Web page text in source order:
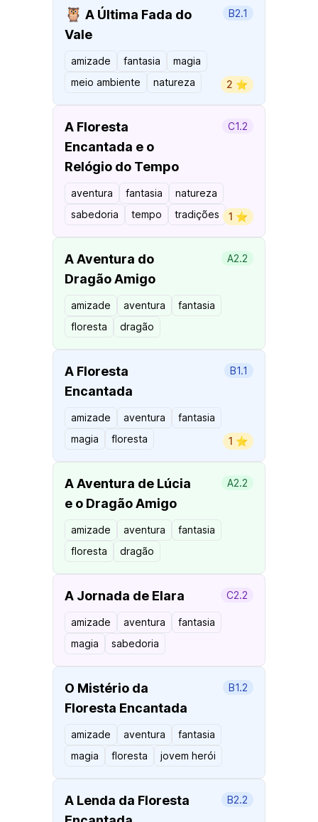
🦉 A Última Fada do
Vale
B2.1
amizade fantasia
magia
meio ambiente
natureza 2 ⭐️
A Floresta
Encantada e o
Relógio do Tempo
C1.2
aventura fantasia
natureza
sabedoria
tempo tradições 1 ⭐️
A Aventura do
Dragão Amigo
A2.2
amizade aventura
fantasia
floresta
dragão
A Floresta
Encantada
B1.1
amizade aventura
fantasia
magia
floresta 1 ⭐️
A Aventura de Lúcia
e o Dragão Amigo
A2.2
amizade aventura
fantasia
floresta
dragão
A Jornada de Elara C2.2
amizade aventura
fantasia
magia
sabedoria
O Mistério da
Floresta Encantada
B1.2
amizade aventura
fantasia
magia
floresta jovem herói
A Lenda da Floresta
B2.2